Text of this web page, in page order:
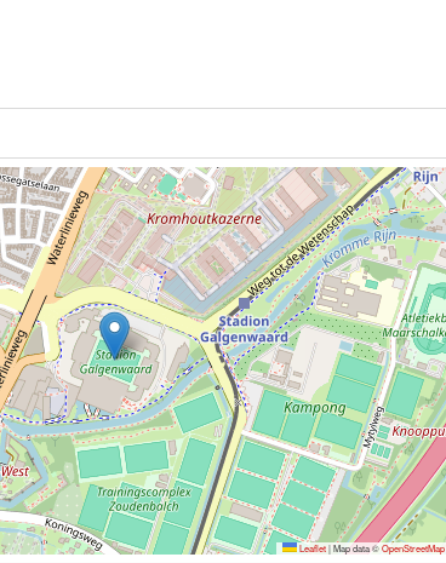
Leaflet |Map data ©OpenStreetMap